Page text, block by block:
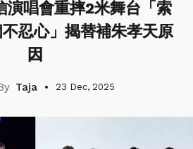
演唱會重摔2米舞台「索
忍心」揭替補朱孝天原
因
Taja 23 Dec, 2025